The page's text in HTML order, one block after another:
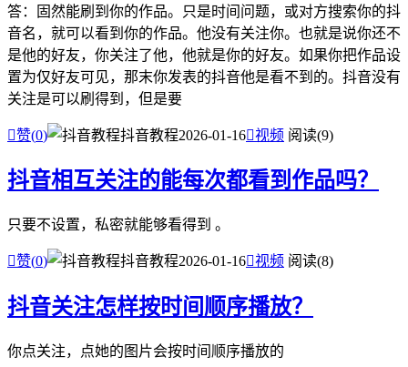
答：固然能刷到你的作品。只是时间问题，或对方搜索你的抖
音名，就可以看到你的作品。他没有关注你。也就是说你还不
是他的好友，你关注了他，他就是你的好友。如果你把作品设
置为仅好友可见，那末你发表的抖音他是看不到的。抖音没有
关注是可以刷得到，但是要
赞(0) 抖音教程2026-01-16视频 阅读(9)
抖音相互关注的能每次都看到作品吗？
只要不设置，私密就能够看得到 。
赞(0) 抖音教程2026-01-16视频 阅读(8)
抖音关注怎样按时间顺序播放？
你点关注，点她的图片会按时间顺序播放的